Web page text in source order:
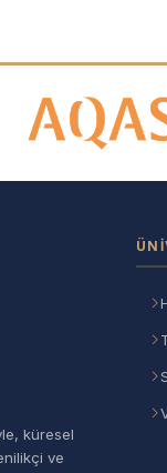
Üyelik
küresel
ve